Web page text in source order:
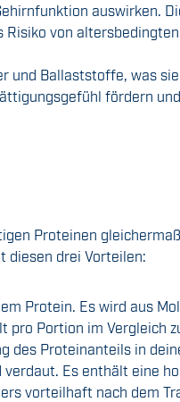
auswirken.
von
und Ballaststoffe, was
fördern
Proteinen
diesen drei Vorteilen:
Protein. Es wird aus
Portion im Vergleich
des Proteinanteils in
Es enthält eine
vorteilhaft nach dem